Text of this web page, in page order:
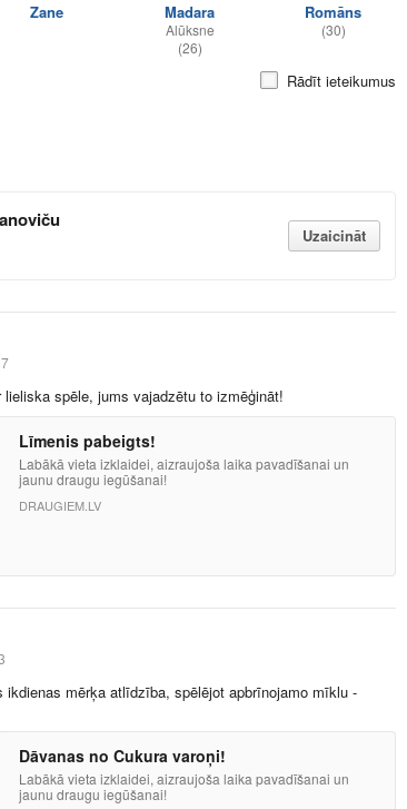
Zane Madara
Alūksne
(26)
Romāns
(30)
Rādīt ieteikumus
Uzaicināt
spēle, jums vajadzētu to izmēģināt!
Līmenis pabeigts!
Labākā vieta izklaidei, aizraujoša laika pavadīšanai un
jaunu draugu iegūšanai!
DRAUGIEM.LV
mērķa atlīdzība, spēlējot apbrīnojamo mīklu -
Dāvanas no Cukura varoņi!
Labākā vieta izklaidei, aizraujoša laika pavadīšanai un
jaunu draugu iegūšanai!